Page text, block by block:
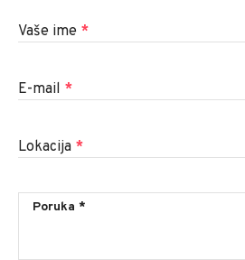
Vaše ime *
E-mail *
Lokacija *